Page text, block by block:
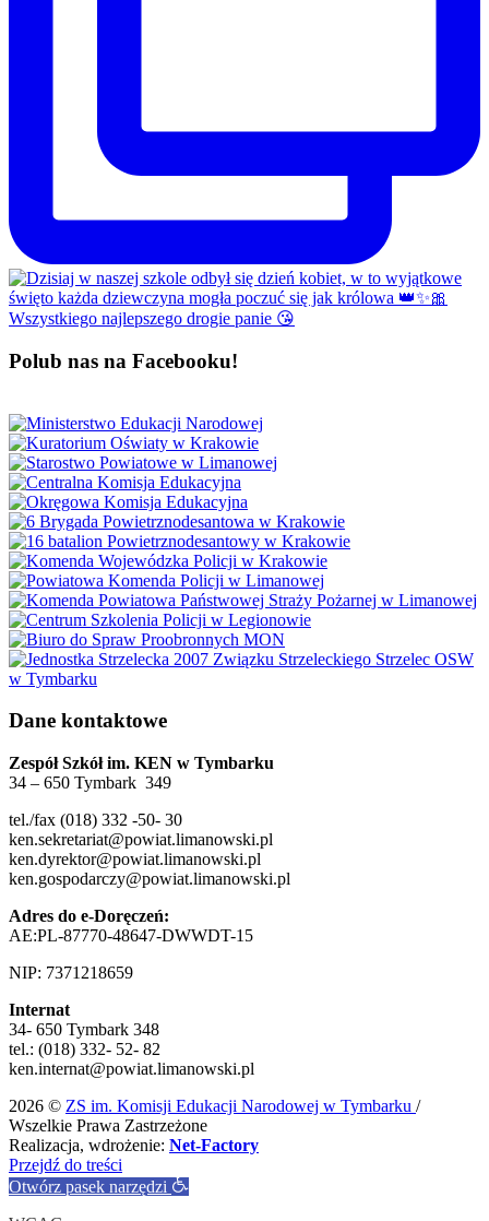
Polub nas na Facebooku!
Dane kontaktowe
Zespół Szkół im. KEN w Tymbarku
34 – 650 Tymbark 349
tel./fax (018) 332 -50- 30
ken.sekretariat@powiat.limanowski.pl
ken.dyrektor@powiat.limanowski.pl
ken.gospodarczy@powiat.limanowski.pl
Adres do e-Doręczeń:
AE:PL-87770-48647-DWWDT-15
NIP: 7371218659
Internat
34- 650 Tymbark 348
tel.: (018) 332- 52- 82
ken.internat@powiat.limanowski.pl
2026 © ZS im. Komisji Edukacji Narodowej w Tymbarku /
Wszelkie Prawa Zastrzeżone
Realizacja, wdrożenie: Net-Factory
Przejdź do treści
Otwórz pasek narzędzi